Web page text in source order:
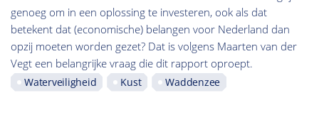
genoeg om in een oplossing te investeren, ook als dat
betekent dat (economische) belangen voor Nederland dan
opzij moeten worden gezet? Dat is volgens Maarten van der
Vegt een belangrijke vraag die dit rapport oproept.
Waterveiligheid Kust Waddenzee